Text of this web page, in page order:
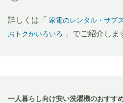
詳しくは「 家電のレンタル・サブ
おトクがいろいろ
」でご紹介しま
一人暮らし向け安い洗濯機のおすす